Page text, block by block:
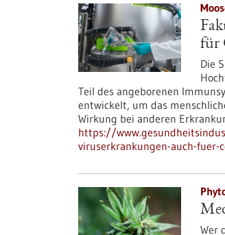
für
Die
Teil des angeborenen
entwickelt, um das
Wirkung bei anderen
https://
viruserkrankungen-auch-fuer-
Wer